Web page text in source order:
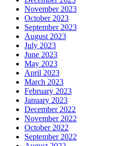
November 2023
October 2023
September 2023
August 2023
July 2023
June 2023
May 2023
April 2023
March 2023
February 2023
January 2023
December 2022
November 2022
October 2022
September 2022